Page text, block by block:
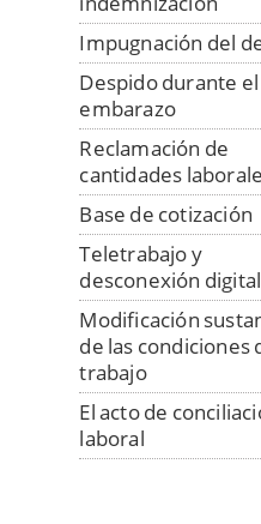
Impugnación del
Despido durante el
embarazo
Reclamación de
cantidades
Base de cotización
Teletrabajo y
desconexión digital
Modificación
de las condiciones
trabajo
El acto de
laboral